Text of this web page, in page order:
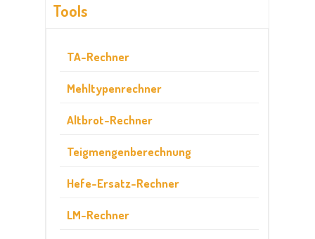
Tools
TA-Rechner
Mehltypenrechner
Altbrot-Rechner
Teigmengenberechnung
Hefe-Ersatz-Rechner
LM-Rechner